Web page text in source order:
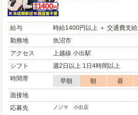
給与
時給1400円以上 ＋ 交通費支給
勤務地
魚沼市
アクセス
上越線 小出駅
シフト
週2日以上 1日4時間以上
時間帯
早朝 朝 昼
面接地
応募先
ノジマ 小出店